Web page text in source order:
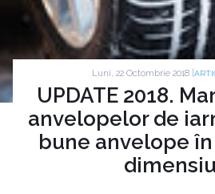
Luni, 22 Octombrie 2018 |
UPDATE 2018.
anvelopelor de
bune anvelope